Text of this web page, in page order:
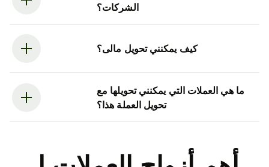
الشركات؟
كيف يمكنني تحويل مالى؟
ما هي العملات التي يمكنني تحويلها مع
تحويل العملة هذا؟